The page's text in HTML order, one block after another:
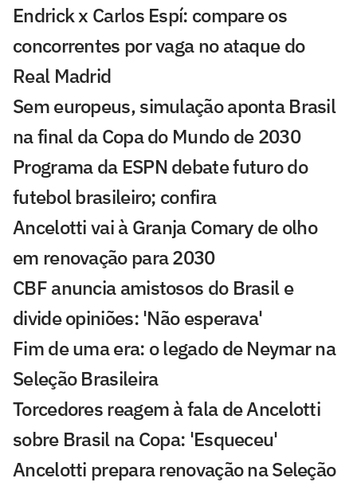
Endrick x Carlos Espí: compare os
concorrentes por vaga no ataque do
Real Madrid
Sem europeus, simulação aponta Brasil
na final da Copa do Mundo de 2030
Programa da ESPN debate futuro do
futebol brasileiro; confira
Ancelotti vai à Granja Comary de olho
em renovação para 2030
CBF anuncia amistosos do Brasil e
divide opiniões: 'Não esperava'
Fim de uma era: o legado de Neymar na
Seleção Brasileira
Torcedores reagem à fala de Ancelotti
sobre Brasil na Copa: 'Esqueceu'
Ancelotti prepara renovação na Seleção